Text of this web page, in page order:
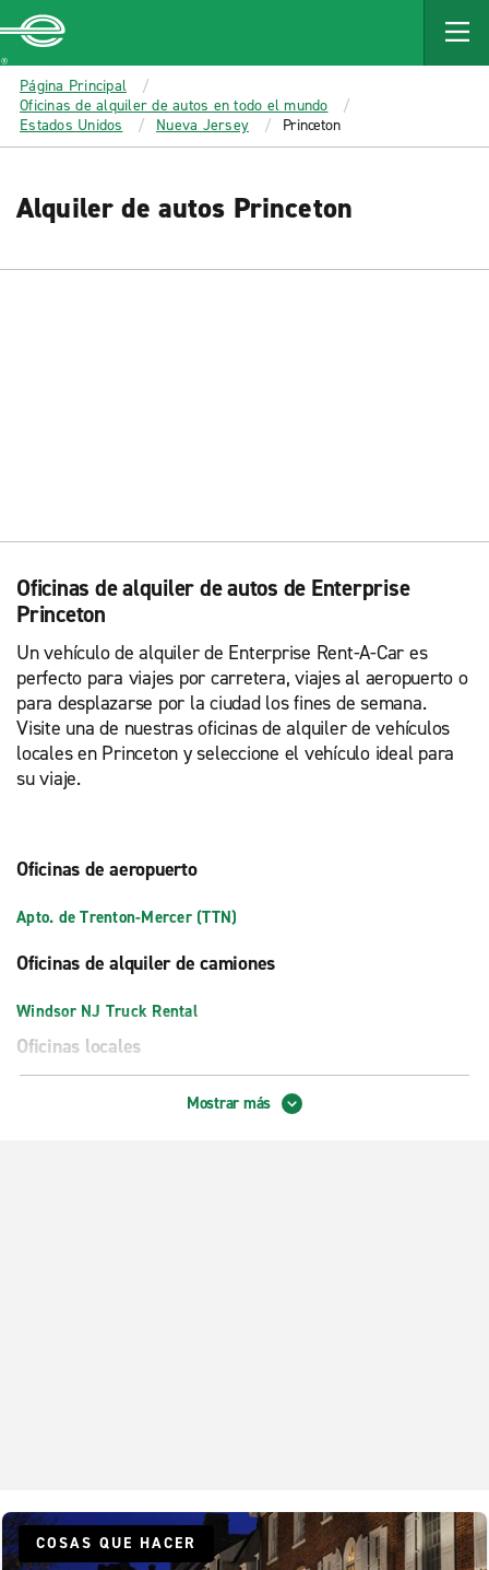
MAIN
CONTENT
Enterprise
Página Principal
Oficinas de alquiler de autos en todo el mundo
Estados Unidos
Nueva Jersey Princeton
Alquiler de autos Princeton
Oficinas de alquiler de autos de Enterprise
Princeton
Un vehículo de alquiler de Enterprise Rent-A-Car es
perfecto para viajes por carretera, viajes al aeropuerto o
para desplazarse por la ciudad los fines de semana.
Visite una de nuestras oficinas de alquiler de vehículos
locales en Princeton y seleccione el vehículo ideal para
su viaje.
Oficinas de aeropuerto
Apto. de Trenton-Mercer (TTN)
Oficinas de alquiler de camiones
Windsor NJ Truck Rental
Oficinas locales
Mostrar más
COSAS QUE HACER